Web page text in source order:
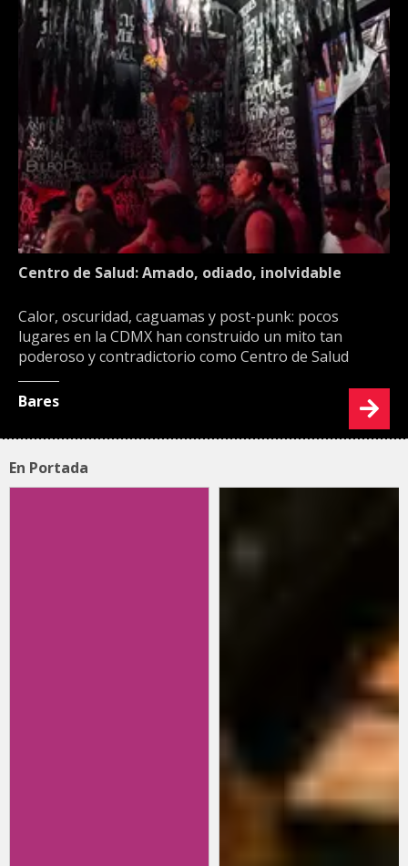
Centro de Salud: Amado, odiado, inolvidable
Calor, oscuridad, caguamas y post-punk: pocos
lugares en la CDMX han construido un mito tan
poderoso y contradictorio como Centro de Salud
Bares
En Portada